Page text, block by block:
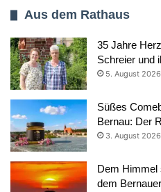
Aus dem Rathaus
35 Jahre
Schreier und
5. August 2026
Süßes
Bernau: Der
3. August 2026
Dem Himmel
dem